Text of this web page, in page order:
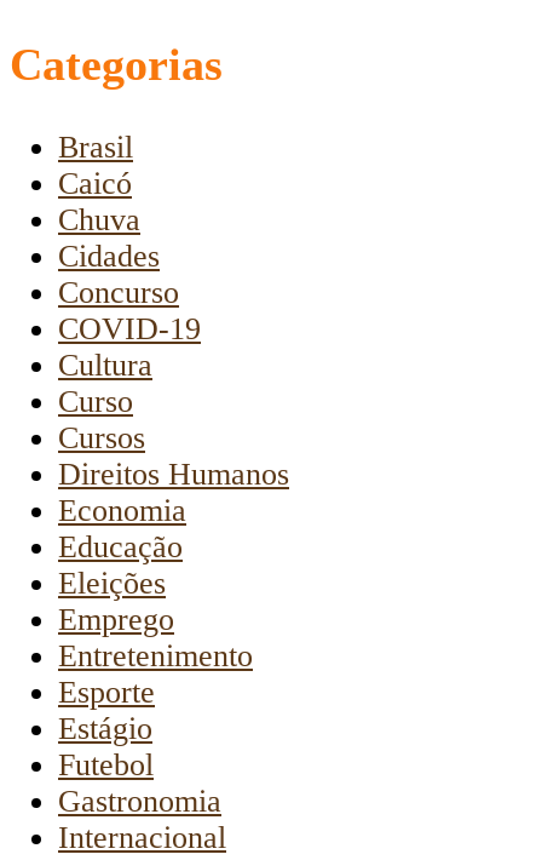
Categorias
Brasil
Caicó
Chuva
Cidades
Concurso
COVID-19
Cultura
Curso
Cursos
Direitos Humanos
Economia
Educação
Eleições
Emprego
Entretenimento
Esporte
Estágio
Futebol
Gastronomia
Internacional